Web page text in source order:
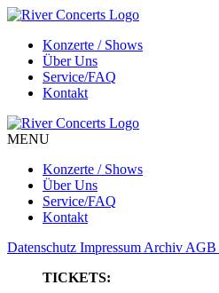
Konzerte / Shows
Über Uns
Service/FAQ
Kontakt
MENU
Konzerte / Shows
Über Uns
Service/FAQ
Kontakt
Datenschutz Impressum Archiv AGB
TICKETS: